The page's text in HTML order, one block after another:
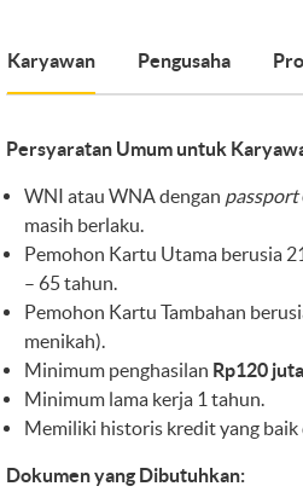
Karyawan Pengusaha
Persyaratan Umum untuk
WNI atau WNA dengan passport
masih berlaku.
Pemohon Kartu Utama berusia
– 65 tahun.
Pemohon Kartu Tambahan
menikah).
Minimum penghasilan Rp120 juta
Minimum lama kerja 1 tahun.
Memiliki historis kredit yang baik
Dokumen yang Dibutuhkan: